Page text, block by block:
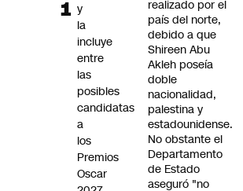
realizado por el
país del norte,
debido a que
Shireen Abu
Akleh poseía
doble
nacionalidad,
palestina y
estadounidense.
No obstante el
Departamento
de Estado
aseguró "no
y
la
incluye
entre
las
posibles
candidatas
a
los
Premios
Oscar